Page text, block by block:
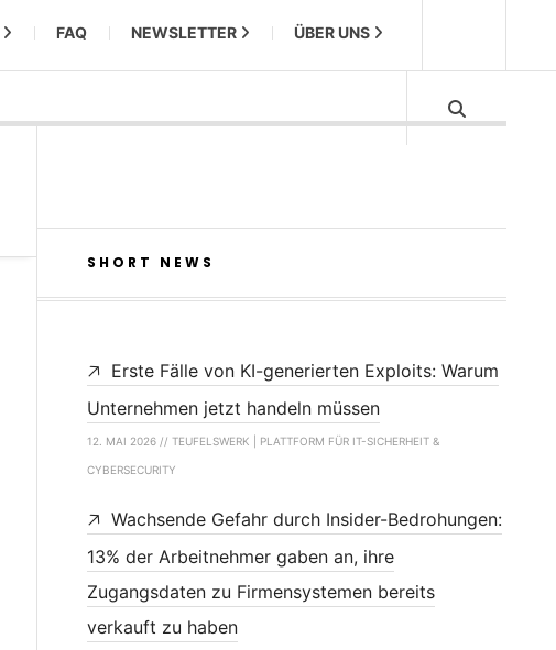
FAQ NEWSLETTER ÜBER UNS
SHORT NEWS
Erste Fälle von KI-generierten Exploits: Warum
Unternehmen jetzt handeln müssen
12. MAI 2026 // TEUFELSWERK | PLATTFORM FÜR IT-SICHERHEIT &
CYBERSECURITY
Wachsende Gefahr durch Insider-Bedrohungen:
13% der Arbeitnehmer gaben an, ihre
Zugangsdaten zu Firmensystemen bereits
verkauft zu haben